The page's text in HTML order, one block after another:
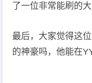
了一位非常能刷的大
最后，大家觉得这
的神豪吗，他能在